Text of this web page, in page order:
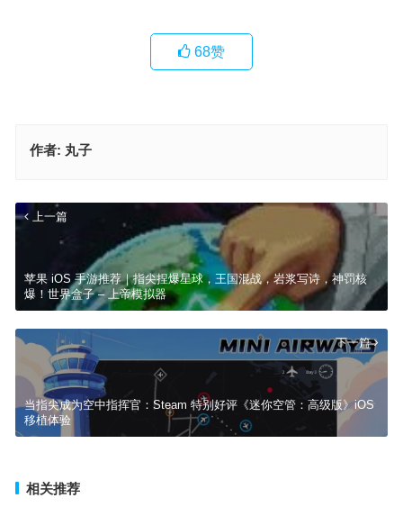
68赞
作者: 丸子
上一篇
苹果 iOS 手游推荐｜指尖捏爆星球，王国混战，岩浆写诗，神罚核
爆！世界盒子 – 上帝模拟器
下一篇
当指尖成为空中指挥官：Steam 特别好评《迷你空管：高级版》iOS
移植体验
相关推荐